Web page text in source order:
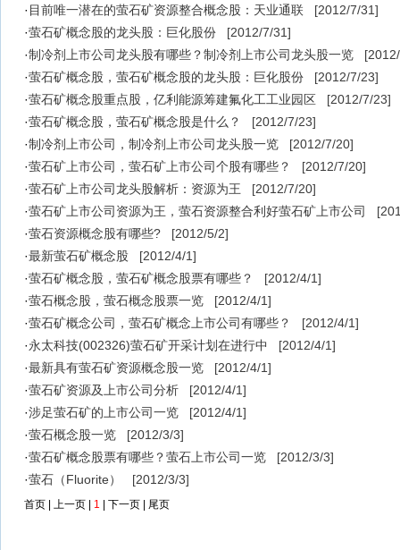
· 目前唯一潜在的萤石矿资源整合概念股：天业通联
[2012/7/31]
·萤石矿概念股的龙头股：巨化股份
[2012/7/31]
·制冷剂上市公司龙头股有哪些？制冷剂上市公司龙头股一览
·萤石矿概念股，萤石矿概念股的龙头股：巨化股份
[2012/7/23]
·萤石矿概念股重点股，亿利能源筹建氟化工工业园区
[2012/7/23]
·萤石矿概念股，萤石矿概念股是什么？
[2012/7/23]
·制冷剂上市公司，制冷剂上市公司龙头股一览
[2012/7/20]
·萤石矿上市公司，萤石矿上市公司个股有哪些？
[2012/7/20]
·萤石矿上市公司龙头股解析：资源为王
[2012/7/20]
·萤石矿上市公司资源为王，萤石资源整合利好萤石矿上市公司
·萤石资源概念股有哪些?
[2012/5/2]
·最新萤石矿概念股
[2012/4/1]
·萤石矿概念股，萤石矿概念股票有哪些？
[2012/4/1]
·萤石概念股，萤石概念股票一览
[2012/4/1]
·萤石矿概念公司，萤石矿概念上市公司有哪些？
[2012/4/1]
·永太科技(002326)萤石矿开采计划在进行中
[2012/4/1]
·最新具有萤石矿资源概念股一览
[2012/4/1]
·萤石矿资源及上市公司分析
[2012/4/1]
·涉足萤石矿的上市公司一览
[2012/4/1]
·萤石概念股一览
[2012/3/3]
·萤石矿概念股票有哪些？萤石上市公司一览
[2012/3/3]
·萤石（Fluorite） [2012/3/3]
首页 | 上一页 | 1 | 下一页 | 尾页